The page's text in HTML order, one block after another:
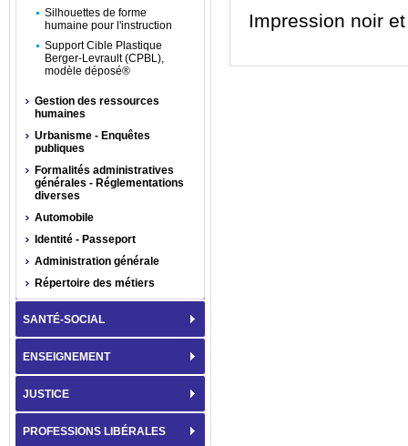
Impression noir
Silhouettes de forme
humaine pour l'instruction
Support Cible Plastique
Berger-Levrault (CPBL),
modèle déposé®
Gestion des ressources
humaines
Urbanisme - Enquêtes
publiques
Formalités administratives
générales - Réglementations
diverses
Automobile
Identité - Passeport
Administration générale
Répertoire des métiers
SANTÉ-SOCIAL
ENSEIGNEMENT
JUSTICE
PROFESSIONS LIBÉRALES